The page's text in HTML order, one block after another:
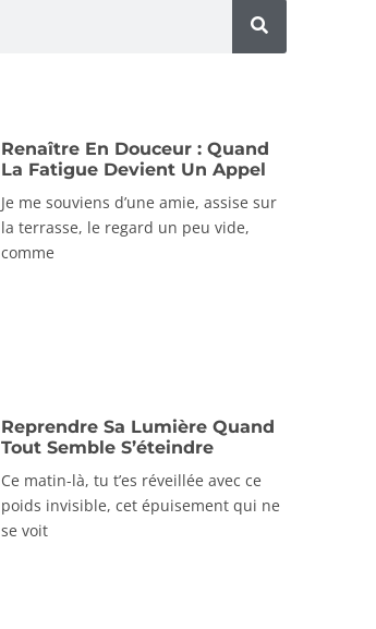
Renaître En Douceur : Quand
La Fatigue Devient Un Appel
Je me souviens d’une amie, assise sur
la terrasse, le regard un peu vide,
comme
Reprendre Sa Lumière Quand
Tout Semble S’éteindre
Ce matin-là, tu t’es réveillée avec ce
poids invisible, cet épuisement qui ne
se voit